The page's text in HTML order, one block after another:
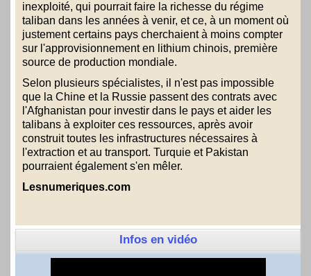
inexploité, qui pourrait faire la richesse du régime
taliban dans les années à venir, et ce, à un moment où
justement certains pays cherchaient à moins compter
sur l'approvisionnement en lithium chinois, première
source de production mondiale.
Selon plusieurs spécialistes, il n'est pas impossible
que la Chine et la Russie passent des contrats avec
l'Afghanistan pour investir dans le pays et aider les
talibans à exploiter ces ressources, après avoir
construit toutes les infrastructures nécessaires à
l'extraction et au transport. Turquie et Pakistan
pourraient également s'en mêler.
Lesnumeriques.com
Infos en vidéo